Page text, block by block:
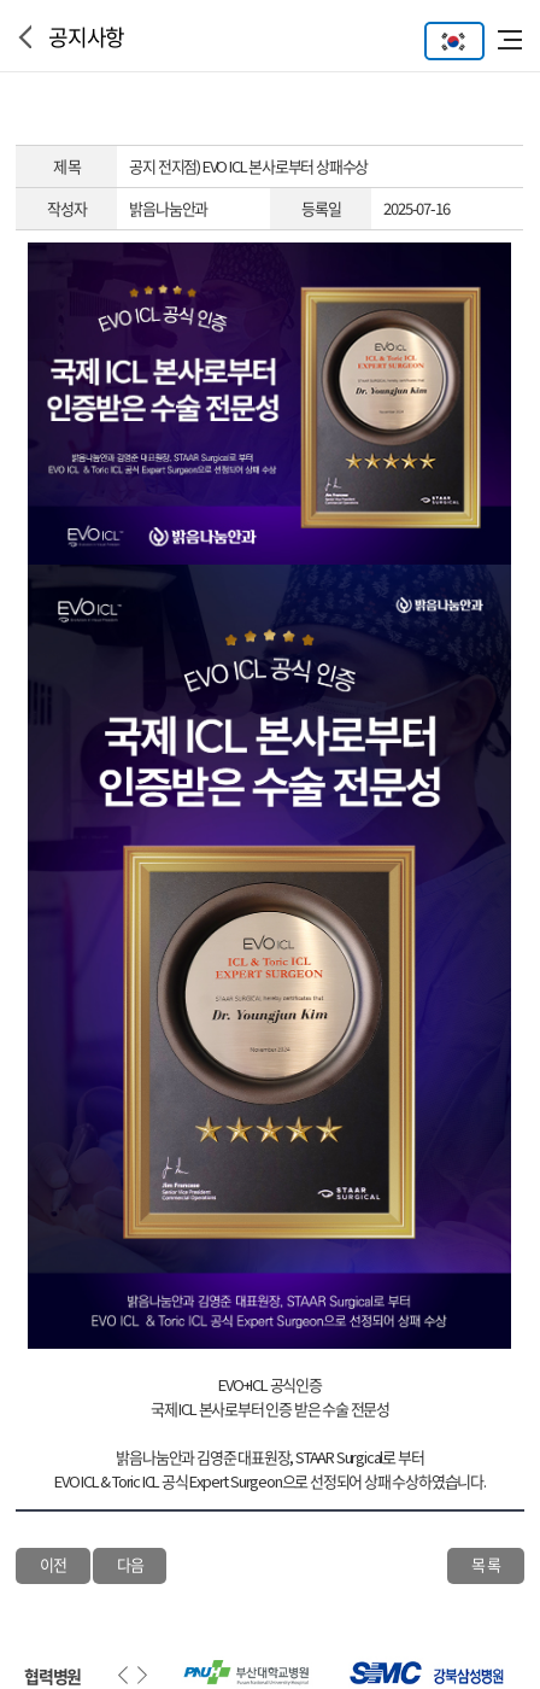
공지사항
제 목 공지전지점) EVO ICL 본사로부터 상패수상
작성자
밝음나눔안과 등록일 2025-07-16
EVO+ICL 공식인증
국제 ICL 본사로부터 인증 받은 수술 전문성
밝음나눔안과 김영준 대표원장, STAAR Surgical로 부터
EVO ICL & Toric ICL 공식 Expert Surgeon으로 선정되어 상패 수상하였습니다.
이전 다음 목 록
협력병원